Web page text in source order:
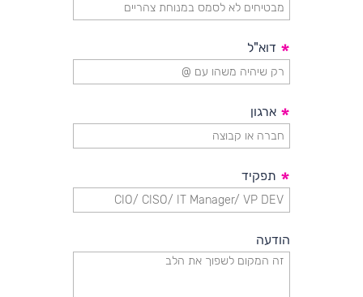
דוא"ל *
ארגון *
תפקיד *
הודעה